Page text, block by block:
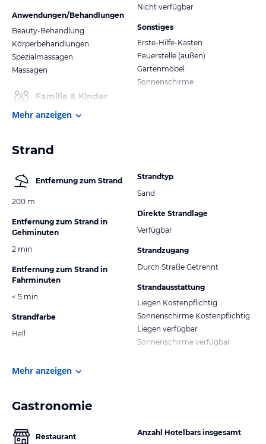
Anwendungen/Behandlungen
Beauty-Behandlung
Körperbehandlungen
Spezialmassagen
Massagen
Familie & Kinder
Nicht verfügbar
Sonstiges
Erste-Hilfe-Kasten
Feuerstelle (außen)
Gartenmöbel
Sonnenschirme
Mehr anzeigen
Strand
Entfernung zum Strand
200 m
Entfernung zum Strand in
Gehminuten
2 min
Entfernung zum Strand in
Fahrminuten
< 5 min
Strandfarbe
Hell
Strandtyp
Sand
Direkte Strandlage
Verfügbar
Strandzugang
Durch Straße Getrennt
Strandausstattung
Liegen Kostenpflichtig
Sonnenschirme Kostenpflichtig
Liegen verfügbar
Sonnenschirme verfügbar
Mehr anzeigen
Gastronomie
Restaurant
Anzahl Hotelbars insgesamt